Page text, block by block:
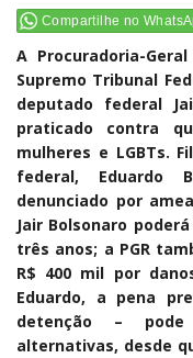
Compartilhe no
A Procuradoria-
Supremo Tribunal
deputado federal
praticado contra
mulheres e LGBTs.
federal, Eduardo
denunciado por
Jair Bolsonaro
três anos; a PGR
R$ 400 mil por
Eduardo, a pena
detenção –
alternativas, desde